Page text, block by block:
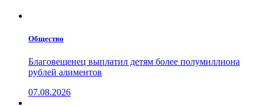
Общество
Благовещенец выплатил детям более полумиллиона
рублей алиментов
07.08.2026